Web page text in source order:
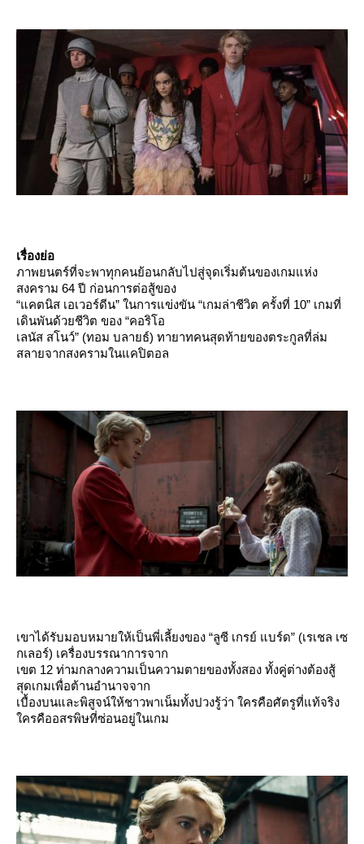
เรื่องย่อ
ภาพยนตร์ที่จะพาทุกคนย้อนกลับไปสู่จุดเริ่มต้นของเกมแห่ง
สงคราม 64 ปี ก่อนการต่อสู้ของ
“แคตนิส เอเวอร์ดีน” ในการแข่งขัน “เกมล่าชีวิต ครั้งที่ 10” เกมที่
เดินพันด้วยชีวิต ของ “คอริโอ
เลนัส สโนว์” (ทอม บลายธ์) ทายาทคนสุดท้ายของตระกูลที่ล่ม
สลายจากสงครามในแคปิตอล
เขาได้รับมอบหมายให้เป็นพี่เลี้ยงของ “ลูซี เกรย์ แบร์ด” (เรเชล เซ
กเลอร์) เครื่องบรรณาการจาก
เขต 12 ท่ามกลางความเป็นความตายของทั้งสอง ทั้งคู่ต่างต้องสู้
สุดเกมเพื่อต้านอำนาจจาก
เบื้องบนและพิสูจน์ให้ชาวพาเน็มทั้งปวงรู้ว่า ใครคือศัตรูที่แท้จริง
ครคืออสรพิษที่ซ่อนอยู่ในเกม